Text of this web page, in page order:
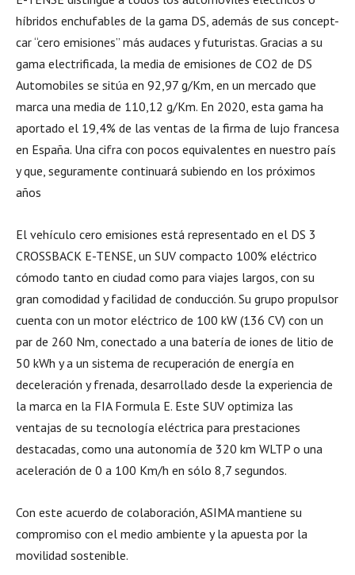
híbridos enchufables de la gama DS, además de sus concept-
car “cero emisiones” más audaces y futuristas. Gracias a su
gama electrificada, la media de emisiones de CO2 de DS
Automobiles se sitúa en 92,97 g/Km, en un mercado que
marca una media de 110,12 g/Km. En 2020, esta gama ha
aportado el 19,4% de las ventas de la firma de lujo francesa
en España. Una cifra con pocos equivalentes en nuestro país
y que, seguramente continuará subiendo en los próximos
años
El vehículo cero emisiones está representado en el DS 3
CROSSBACK E-TENSE, un SUV compacto 100% eléctrico
cómodo tanto en ciudad como para viajes largos, con su
gran comodidad y facilidad de conducción. Su grupo propulsor
cuenta con un motor eléctrico de 100 kW (136 CV) con un
par de 260 Nm, conectado a una batería de iones de litio de
50 kWh y a un sistema de recuperación de energía en
deceleración y frenada, desarrollado desde la experiencia de
la marca en la FIA Formula E. Este SUV optimiza las
ventajas de su tecnología eléctrica para prestaciones
destacadas, como una autonomía de 320 km WLTP o una
aceleración de 0 a 100 Km/h en sólo 8,7 segundos.
Con este acuerdo de colaboración, ASIMA mantiene su
compromiso con el medio ambiente y la apuesta por la
movilidad sostenible.